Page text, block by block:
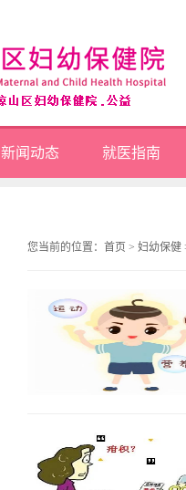
新闻动态 就医指南
您当前的位置： 首页 > 妇幼保健